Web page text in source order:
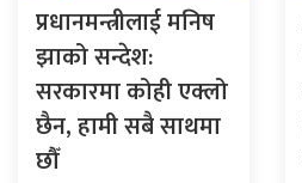
प्रधानमन्त्रीलाई मनिष
झाको सन्देश:
सरकारमा कोही एक्लो
छैन, हामी सबै साथमा
छौँ